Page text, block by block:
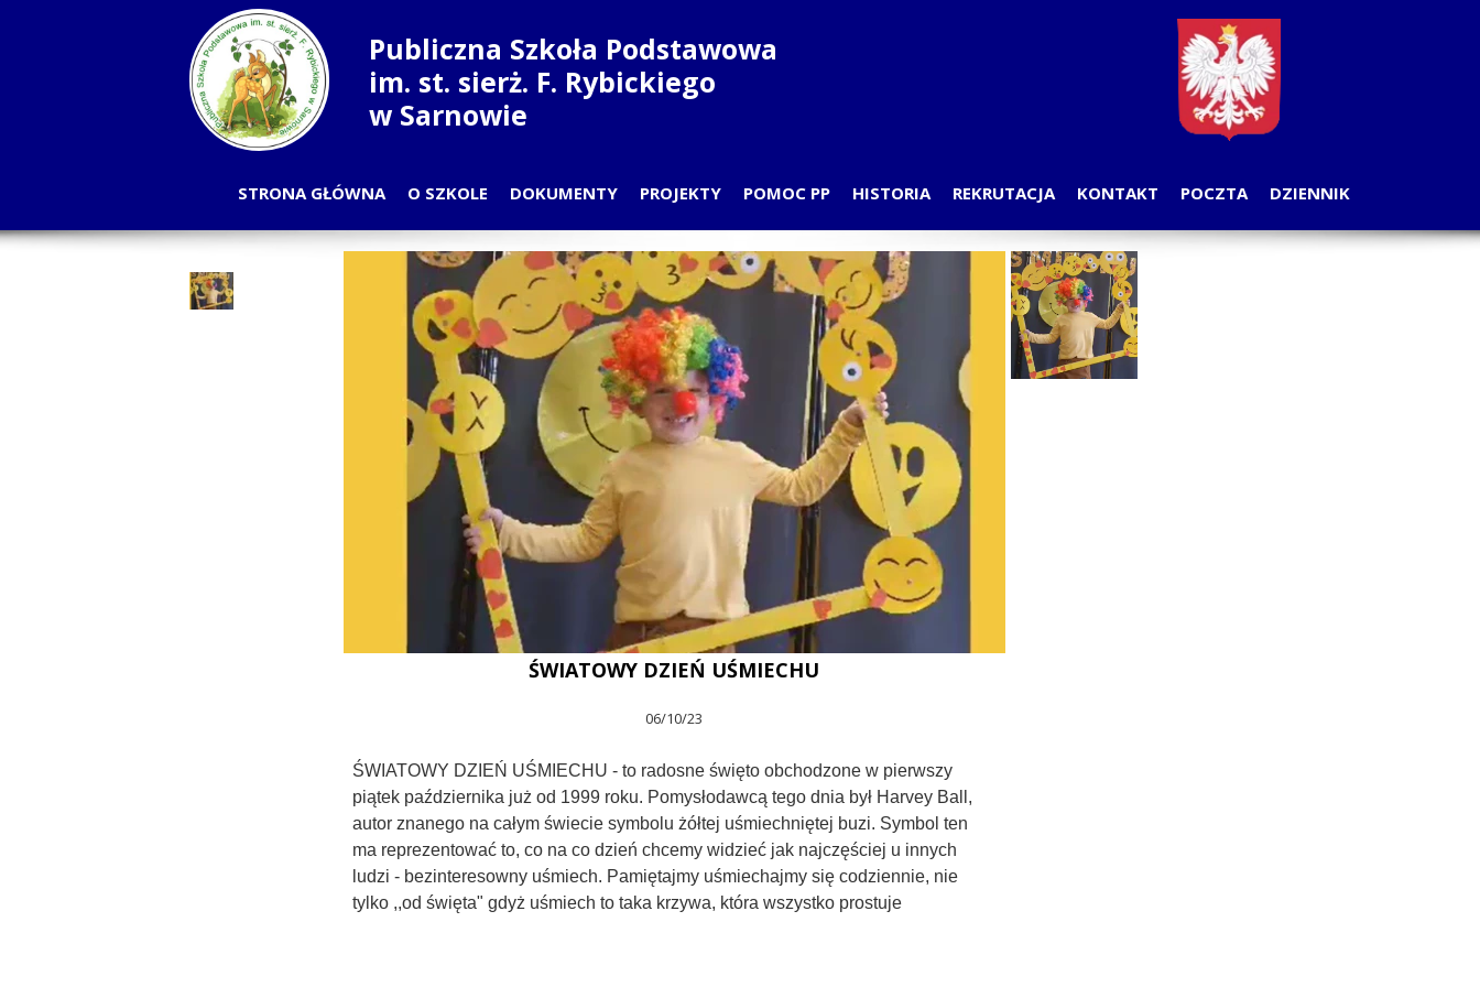
06/10/23
ŚWIATOWY DZIEŃ UŚMIECHU - to radosne święto obchodzone w pierwszy
piątek października już od 1999 roku. Pomysłodawcą tego dnia był Harvey Ball,
autor znanego na całym świecie symbolu żółtej uśmiechniętej buzi. Symbol ten
ma reprezentować to, co na co dzień chcemy widzieć jak najczęściej u innych
ludzi - bezinteresowny uśmiech. Pamiętajmy uśmiechajmy się codziennie, nie
tylko ,,od święta" gdyż uśmiech to taka krzywa, która wszystko prostuje
ŚWIATOWY DZIEŃ UŚMIECHU
STRONA GŁÓWNA O SZKOLE
PLAN LEKCJI
ODDZIAŁY
NAUCZYCIELE
RADA RODZICÓW
SAMORZĄD UCZNIOWSKI
PRACOWNICY
DOKUMENTY PROJEKTY
PRZEDSZKOLE-PROJEKT
SZKOŁA-PROJEKT
POMOC PP
DYŻURY PSYCHOLOGA I PEDAGOGA
ZAJĘCIA PPP
HISTORIA
PATRON
NAUCZYCIELE
REKRUTACJA KONTAKT POCZTA DZIENNIK
Publiczna Szkoła Podstawowa
im. st. sierż. F. Rybickiego
w Sarnowie